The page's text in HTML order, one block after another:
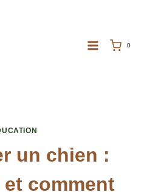
0
un chien :
comment